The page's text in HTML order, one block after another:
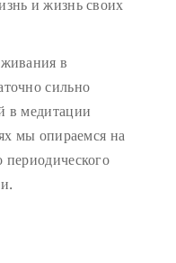
и жизнь своих
в
сильно
в медитации
мы опираемся на